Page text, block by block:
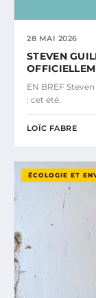
28 MAI 2026
STEVEN
EN BREF
: cet été.
LOÏC FABRE
ÉCOLOGIE ET